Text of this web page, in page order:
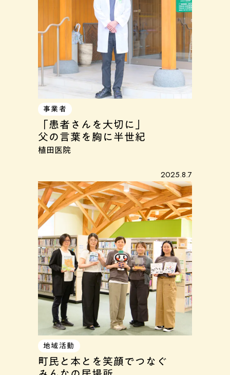
事業者
「患者さんを大切に」
父の言葉を胸に半世紀
植田医院
2025.8.7
地域活動
町民と本とを笑顔でつなぐ